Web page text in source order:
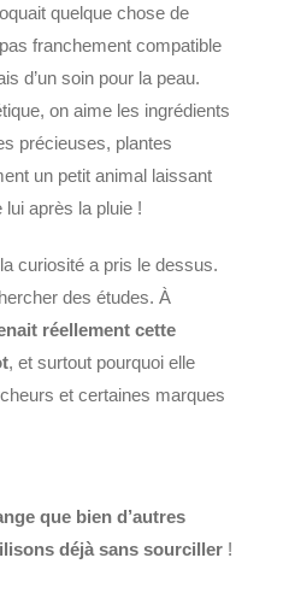
quelque chose de
franchement compatible
d’un soin pour la peau.
on aime les ingrédients
précieuses, plantes
un petit animal laissant
lui après la pluie !
curiosité a pris le dessus.
des études. À
réellement cette
, et surtout pourquoi elle
et certaines marques
que bien d’autres
déjà sans sourciller !